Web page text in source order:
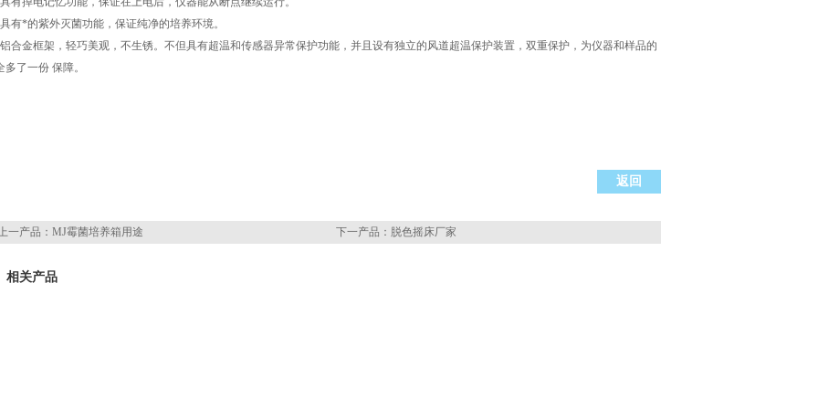
有*的紫外灭菌功能，保证纯净的培养环境。
合金框架，轻巧美观，不生锈。不但具有超温和传感器异常保护功能，并且设有独立的风道超温保护装置，双重保护，为仪器和样品的
多了一份 保障。
返回
一产品： MJ霉菌培养箱用途 下一产品： 脱色摇床厂家
相关产品